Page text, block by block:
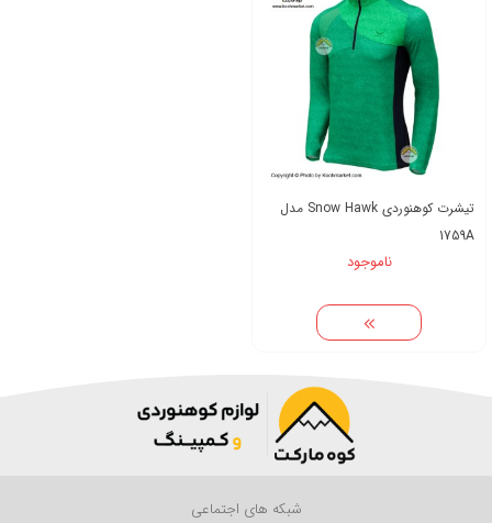
تیشرت کوهنوردی Snow Hawk مدل
1759A
ناموجود
شبکه های اجتماعی